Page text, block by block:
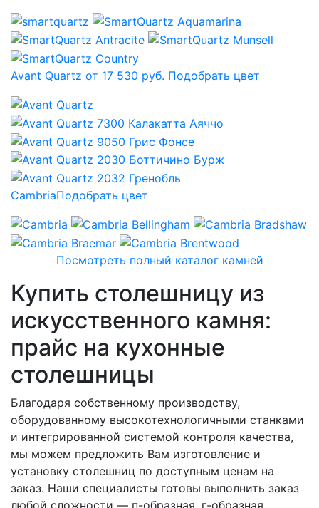
Avant Quartz от 17 530 руб. Подобрать цвет
CambriaПодобрать цвет
Посмотреть полный каталог камней
Купить столешницу из
искусственного камня:
прайс на кухонные
столешницы
Благодаря собственному производству,
оборудованному высокотехнологичными станками
и интегрированной системой контроля качества,
мы можем предложить Вам изготовление и
установку столешниц по доступным ценам на
заказ. Наши специалисты готовы выполнить заказ